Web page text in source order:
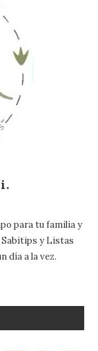
para tu familia y
Sabitips y Listas
día a la vez.